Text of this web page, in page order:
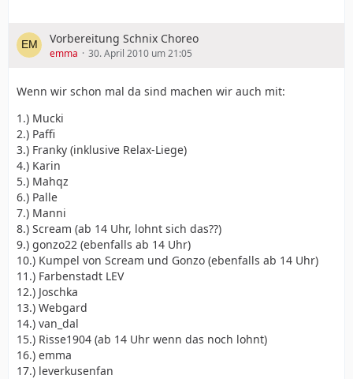
Vorbereitung Schnix Choreo
emma 30. April 2010 um 21:05
Wenn wir schon mal da sind machen wir auch mit:
1.) Mucki
2.) Paffi
3.) Franky (inklusive Relax-Liege)
4.) Karin
5.) Mahqz
6.) Palle
7.) Manni
8.) Scream (ab 14 Uhr, lohnt sich das??)
9.) gonzo22 (ebenfalls ab 14 Uhr)
10.) Kumpel von Scream und Gonzo (ebenfalls ab 14 Uhr)
11.) Farbenstadt LEV
12.) Joschka
13.) Webgard
14.) van_dal
15.) Risse1904 (ab 14 Uhr wenn das noch lohnt)
16.) emma
17.) leverkusenfan